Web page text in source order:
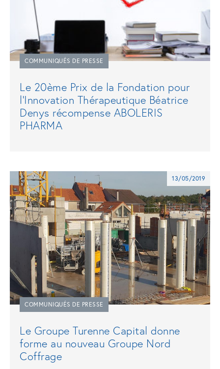
COMMUNIQUÉS DE PRESSE
Le 20ème Prix de la Fondation pour
l’Innovation Thérapeutique Béatrice
Denys récompense ABOLERIS
PHARMA
13/05/2019
COMMUNIQUÉS DE PRESSE
Le Groupe Turenne Capital donne
forme au nouveau Groupe Nord
Coffrage